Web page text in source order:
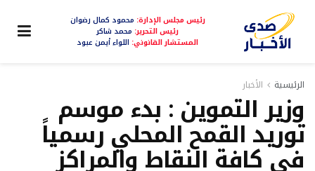
رئيس مجلس الإدارة: محمود كمال رضوان
رئيس التحرير: محمد شاكر
المستشار القانوني: اللواء أيمن عبود
الرئيسية الأخبار
وزير التموين : بدء موسم
توريد القمح المحلي رسمياً
في كافة النقاط والمراكز